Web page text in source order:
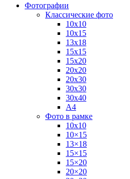
Фотографии
Классические фото
10х10
10х15
13х18
15х15
15х20
20х20
20х30
30х30
30х40
А4
Фото в рамке
10х10
10×15
13×18
15×15
15×20
20×20